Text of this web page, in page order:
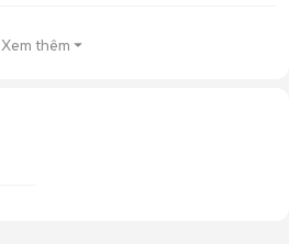
Xem thêm